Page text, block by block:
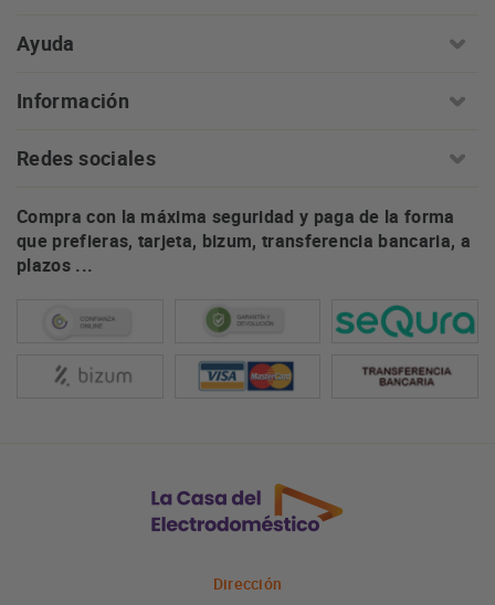
Ayuda
Información
Redes sociales
Compra con la máxima seguridad y paga de la forma
que prefieras, tarjeta, bizum, transferencia bancaria, a
plazos ...
Dirección